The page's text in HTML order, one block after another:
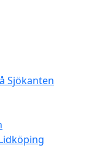
Sjökanten